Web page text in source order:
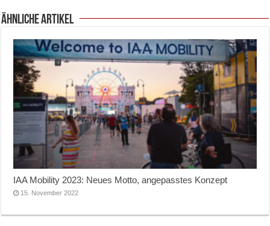
ähnliche Artikel
IAA Mobility 2023: Neues Motto, angepasstes Konzept
15. November 2022